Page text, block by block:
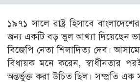
১৯৭১ সালে রাষ্ট্র হিসাবে
জন্য একটি বড় ভুল আখ্যা দিয়েছেন
বিজেপি নেতা শিলাদিত্য দেব।
বিধায়ক মনে করেন, স্বাধীনতার
অন্তর্ভুক্ত করা উচিত ছিল। সম্প্রতি এক